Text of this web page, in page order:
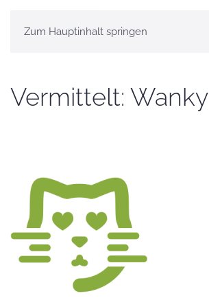
Zum Hauptinhalt springen
Vermittelt: Wanky